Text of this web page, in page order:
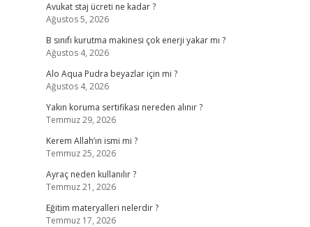
Avukat staj ücreti ne kadar ?
Ağustos 5, 2026
B sınıfı kurutma makinesi çok enerji yakar mı ?
Ağustos 4, 2026
Alo Aqua Pudra beyazlar için mi ?
Ağustos 4, 2026
Yakın koruma sertifikası nereden alınır ?
Temmuz 29, 2026
Kerem Allah’ın ismi mi ?
Temmuz 25, 2026
Ayraç neden kullanılır ?
Temmuz 21, 2026
Eğitim materyalleri nelerdir ?
Temmuz 17, 2026